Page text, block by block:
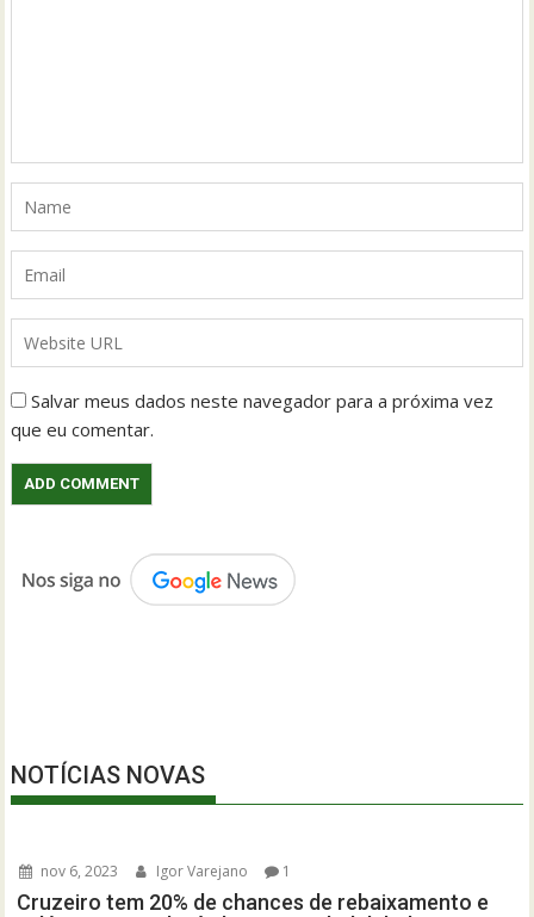
Salvar meus dados neste navegador para a próxima vez
que eu comentar.
NOTÍCIAS NOVAS
nov 6, 2023 Igor Varejano 1
Cruzeiro tem 20% de chances de rebaixamento e